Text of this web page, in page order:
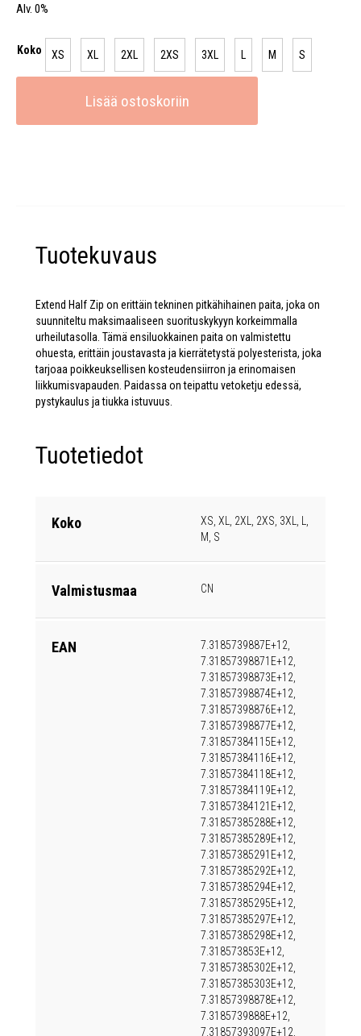
Alv. 0%
Koko XS XL 2XL 2XS 3XL L M S
Lisää ostoskoriin
Tuotekuvaus
Extend Half Zip on erittäin tekninen pitkähihainen paita, joka on
suunniteltu maksimaaliseen suorituskykyyn korkeimmalla
urheilutasolla. Tämä ensiluokkainen paita on valmistettu
ohuesta, erittäin joustavasta ja kierrätetystä polyesterista, joka
tarjoaa poikkeuksellisen kosteudensiirron ja erinomaisen
liikkumisvapauden. Paidassa on teipattu vetoketju edessä,
pystykaulus ja tiukka istuvuus.
Tuotetiedot
Koko
XS, XL, 2XL, 2XS, 3XL, L,
M, S
Valmistusmaa CN
EAN
7.3185739887E+12,
7.31857398871E+12,
7.31857398873E+12,
7.31857398874E+12,
7.31857398876E+12,
7.31857398877E+12,
7.31857384115E+12,
7.31857384116E+12,
7.31857384118E+12,
7.31857384119E+12,
7.31857384121E+12,
7.31857385288E+12,
7.31857385289E+12,
7.31857385291E+12,
7.31857385292E+12,
7.31857385294E+12,
7.31857385295E+12,
7.31857385297E+12,
7.31857385298E+12,
7.318573853E+12,
7.31857385302E+12,
7.31857385303E+12,
7.31857398878E+12,
7.3185739888E+12,
7.31857393097E+12,